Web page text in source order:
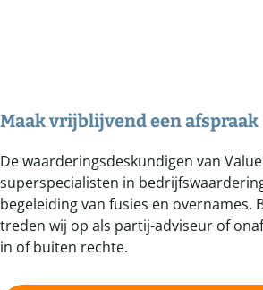
Maak vrijblijvend een afspraak
De waarderingsdeskundigen van
superspecialisten in
begeleiding van fusies en overnames.
treden wij op als partij-adviseur of
in of buiten rechte.